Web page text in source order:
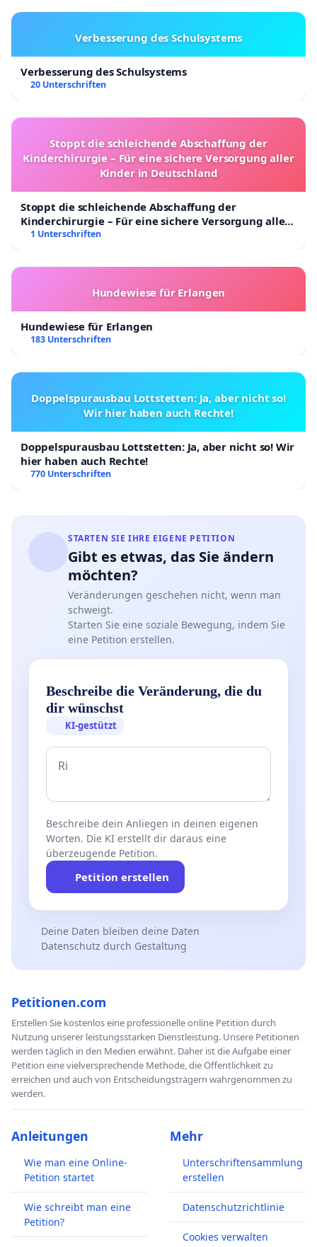
Verbesserung des Schulsystems
Verbesserung des Schulsystems
20 Unterschriften
Stoppt die schleichende Abschaffung der
Kinderchirurgie – Für eine sichere Versorgung aller
Kinder in Deutschland
Stoppt die schleichende Abschaffung der
Kinderchirurgie – Für eine sichere Versorgung aller
Kinder in Deutschland
1 Unterschriften
Hundewiese für Erlangen
Hundewiese für Erlangen
183 Unterschriften
Doppelspurausbau Lottstetten: Ja, aber nicht so!
Wir hier haben auch Rechte!
Doppelspurausbau Lottstetten: Ja, aber nicht so! Wir
hier haben auch Rechte!
770 Unterschriften
STARTEN SIE IHRE EIGENE PETITION
Gibt es etwas, das Sie ändern
möchten?
Veränderungen geschehen nicht, wenn man
schweigt.
Starten Sie eine soziale Bewegung, indem Sie
eine Petition erstellen.
Beschreibe die Veränderung, die du
dir wünschst
KI-gestützt
Beschreibe dein Anliegen in deinen eigenen
Worten. Die KI erstellt dir daraus eine
überzeugende Petition.
Petition erstellen
Deine Daten bleiben deine Daten
Datenschutz durch Gestaltung
Petitionen.com
Erstellen Sie kostenlos eine professionelle online Petition durch
Nutzung unserer leistungsstarken Dienstleistung. Unsere Petitionen
werden täglich in den Medien erwähnt. Daher ist die Aufgabe einer
Petition eine vielversprechende Methode, die Öffentlichkeit zu
erreichen und auch von Entscheidungsträgern wahrgenommen zu
werden.
Anleitungen
Wie man eine Online-
Petition startet
Wie schreibt man eine
Petition?
Mehr
Unterschriftensammlung
erstellen
Datenschutzrichtlinie
Cookies verwalten